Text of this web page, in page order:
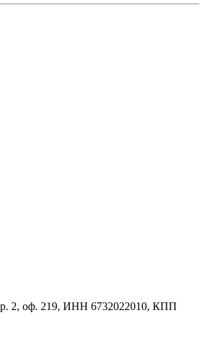
2, оф. 219, ИНН 6732022010, КПП